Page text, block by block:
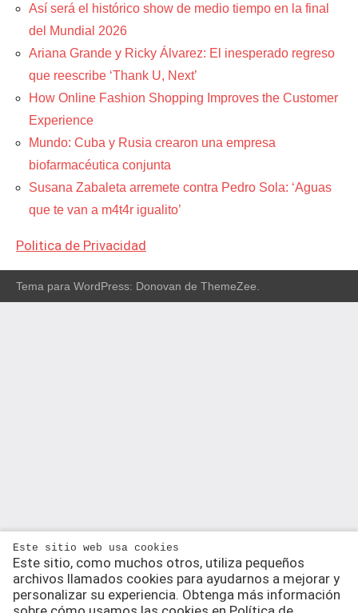
Así será el histórico show de medio tiempo en la final
del Mundial 2026
Ariana Grande y Ricky Álvarez: El inesperado regreso
que reescribe ‘Thank U, Next’
How Online Fashion Shopping Improves the Customer
Experience
Mundo: Cuba y Rusia crearon una empresa
biofarmacéutica conjunta
Susana Zabaleta arremete contra Pedro Sola: ‘Aguas
que te van a m4t4r igualito’
Politica de Privacidad
Tema para WordPress: Donovan de ThemeZee.
Este sitio web usa cookies
Este sitio, como muchos otros, utiliza pequeños
archivos llamados cookies para ayudarnos a mejorar y
personalizar su experiencia. Obtenga más información